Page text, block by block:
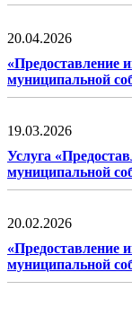
20.04.2026
«Предоставление
муниципальной
19.03.2026
Услуга
муниципальной
20.02.2026
«Предоставление
муниципальной